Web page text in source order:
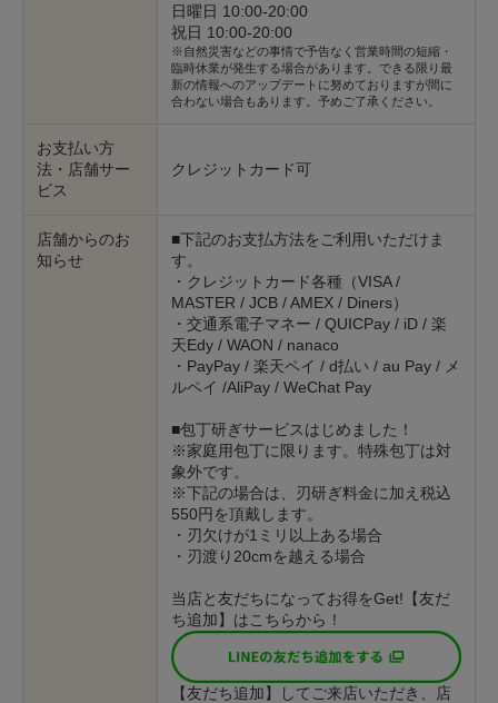
日曜日 10:00-20:00
祝日 10:00-20:00
※自然災害などの事情で予告なく営業時間の短縮・
臨時休業が発生する場合があります。できる限り最
新の情報へのアップデートに努めておりますが間に
合わない場合もあります。予めご了承ください。
お支払い方
法・店舗サー
ビス
クレジットカード可
店舗からのお
知らせ
■下記のお支払方法をご利用いただけま
す。
・クレジットカード各種（VISA /
MASTER / JCB / AMEX / Diners）
・交通系電子マネー / QUICPay / iD / 楽
天Edy / WAON / nanaco
・PayPay / 楽天ペイ / d払い / au Pay / メ
ルペイ /AliPay / WeChat Pay
■包丁研ぎサービスはじめました！
※家庭用包丁に限ります。特殊包丁は対
象外です。
※下記の場合は、刃研ぎ料金に加え税込
550円を頂戴します。
・刃欠けが1ミリ以上ある場合
・刃渡り20cmを越える場合
当店と友だちになってお得をGet!【友だ
ち追加】はこちらから！
【友だち追加】してご来店いただき、店